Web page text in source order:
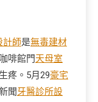
計師是無毒建材
啡館門天母室
疼。5月29豪宅
聞牙醫診所設